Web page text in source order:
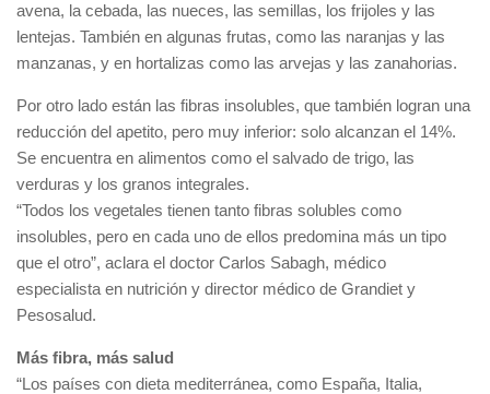
avena, la cebada, las nueces, las semillas, los frijoles y las
lentejas. También en algunas frutas, como las naranjas y las
manzanas, y en hortalizas como las arvejas y las zanahorias.
Por otro lado están las fibras insolubles, que también logran una
reducción del apetito, pero muy inferior: solo alcanzan el 14%.
Se encuentra en alimentos como el salvado de trigo, las
verduras y los granos integrales.
“Todos los vegetales tienen tanto fibras solubles como
insolubles, pero en cada uno de ellos predomina más un tipo
que el otro”, aclara el doctor Carlos Sabagh, médico
especialista en nutrición y director médico de Grandiet y
Pesosalud.
Más fibra, más salud
“Los países con dieta mediterránea, como España, Italia,